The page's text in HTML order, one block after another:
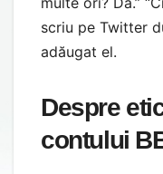
scriu pe Twitter
adăugat el.
Despre
contului